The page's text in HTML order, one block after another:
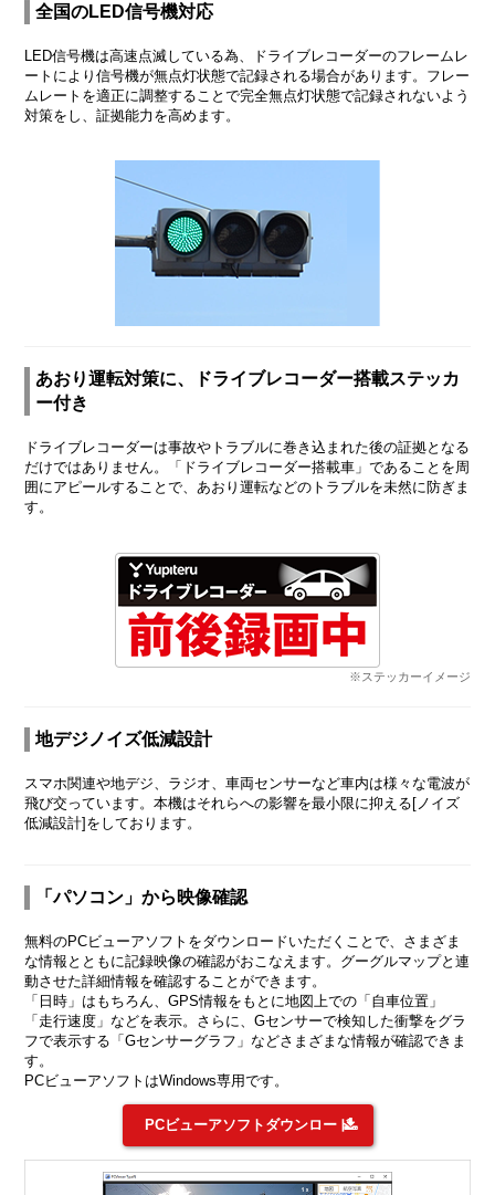
全国のLED信号機対応
LED信号機は高速点滅している為、ドライブレコーダーのフレームレ
ートにより信号機が無点灯状態で記録される場合があります。フレー
ムレートを適正に調整することで完全無点灯状態で記録されないよう
対策をし、証拠能力を高めます。
あおり運転対策に、ドライブレコーダー搭載ステッカ
ー付き
ドライブレコーダーは事故やトラブルに巻き込まれた後の証拠となる
だけではありません。「ドライブレコーダー搭載車」であることを周
囲にアピールすることで、あおり運転などのトラブルを未然に防ぎま
す。
※ステッカーイメージ
地デジノイズ低減設計
スマホ関連や地デジ、ラジオ、車両センサーなど車内は様々な電波が
飛び交っています。本機はそれらへの影響を最小限に抑える[ノイズ
低減設計]をしております。
「パソコン」から映像確認
無料のPCビューアソフトをダウンロードいただくことで、さまざま
な情報とともに記録映像の確認がおこなえます。グーグルマップと連
動させた詳細情報を確認することができます。
「日時」はもちろん、GPS情報をもとに地図上での「自車位置」
「走行速度」などを表示。さらに、Gセンサーで検知した衝撃をグラ
フで表示する「Gセンサーグラフ」などさまざまな情報が確認できま
す。
PCビューアソフトはWindows専用です。
PCビューアソフトダウンロード